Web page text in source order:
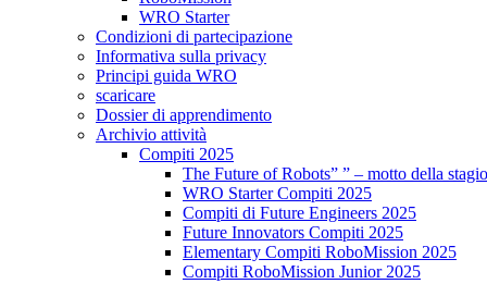
WRO Starter
Condizioni di partecipazione
Informativa sulla privacy
Principi guida WRO
scaricare
Dossier di apprendimento
Archivio attività
Compiti 2025
The Future of Robots” ” – motto della
WRO Starter Compiti 2025
Compiti di Future Engineers 2025
Future Innovators Compiti 2025
Elementary Compiti RoboMission 2025
Compiti RoboMission Junior 2025